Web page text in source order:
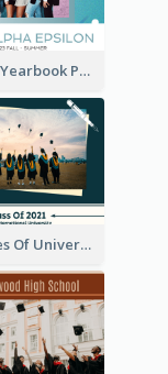
Sorority Yearbook Photo Book
Memories Of University Yearbook Photo Book